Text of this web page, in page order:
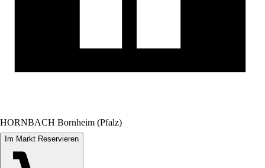
HORNBACH Bornheim (Pfalz)
Im Markt Reservieren